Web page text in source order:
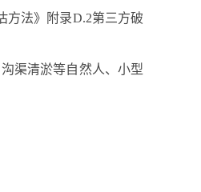
方法》附录D.2第三方破
渠清淤等自然人、小型